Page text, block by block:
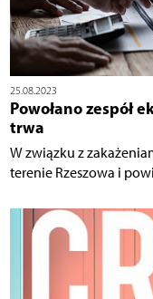
25.08.2023
Powołano zespół
trwa
W związku z
terenie Rzeszowa i